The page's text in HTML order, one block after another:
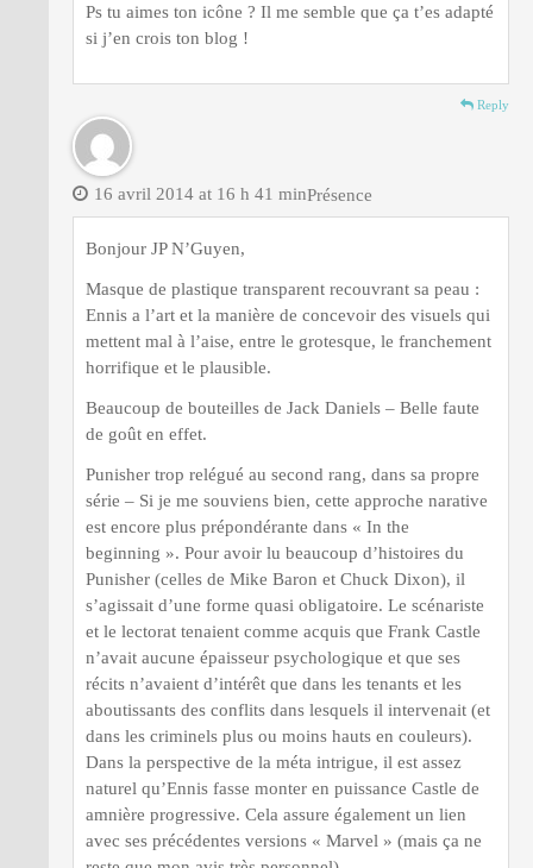
Ps tu aimes ton icône ? Il me semble que ça t’es adapté
si j’en crois ton blog !
Reply
Présence
16 avril 2014 at 16 h 41 min
Bonjour JP N’Guyen,
Masque de plastique transparent recouvrant sa peau :
Ennis a l’art et la manière de concevoir des visuels qui
mettent mal à l’aise, entre le grotesque, le franchement
horrifique et le plausible.
Beaucoup de bouteilles de Jack Daniels – Belle faute
de goût en effet.
Punisher trop relégué au second rang, dans sa propre
série – Si je me souviens bien, cette approche narative
est encore plus prépondérante dans « In the
beginning ». Pour avoir lu beaucoup d’histoires du
Punisher (celles de Mike Baron et Chuck Dixon), il
s’agissait d’une forme quasi obligatoire. Le scénariste
et le lectorat tenaient comme acquis que Frank Castle
n’avait aucune épaisseur psychologique et que ses
récits n’avaient d’intérêt que dans les tenants et les
aboutissants des conflits dans lesquels il intervenait (et
dans les criminels plus ou moins hauts en couleurs).
Dans la perspective de la méta intrigue, il est assez
naturel qu’Ennis fasse monter en puissance Castle de
amnière progressive. Cela assure également un lien
avec ses précédentes versions « Marvel » (mais ça ne